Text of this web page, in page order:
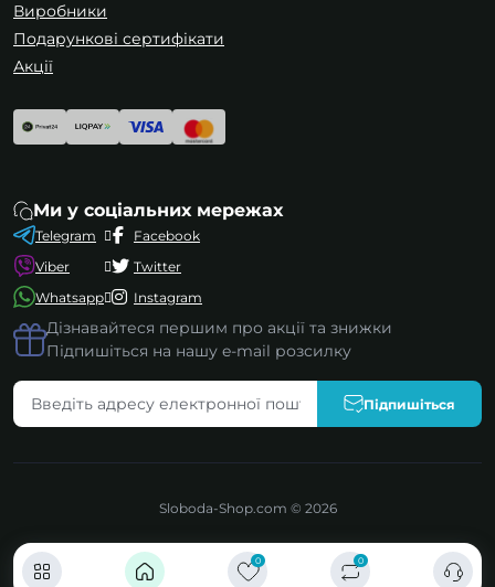
0 0
Виробники
Подарункові сертифікати
Акції
Ми у соціальних мережах
Telegram
Viber
Whatsapp
Facebook
Twitter
Instagram
Дізнавайтеся першим про акції та знижки
Підпишіться на нашу e-mail розсилку
Підпишіться
Sloboda-Shop.com © 2026